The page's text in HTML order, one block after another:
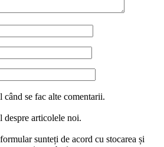
se fac alte comentarii.
despre articolele noi.
sunteți de acord cu stocarea și